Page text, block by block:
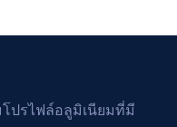
โปรไฟล์อลูมิเนียมที่มี